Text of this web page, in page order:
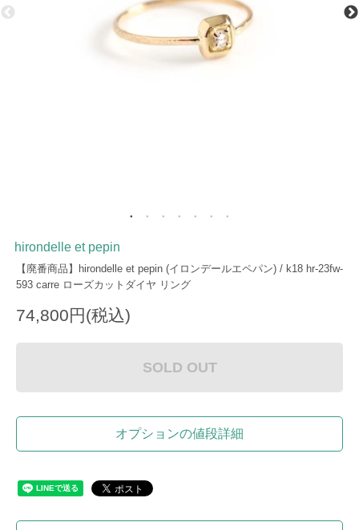
hirondelle et pepin
【廃番商品】hirondelle et pepin (イロンデールエペパン) / k18 hr-23fw-
593 carre ローズカットダイヤ リング
74,800円(税込)
SOLD OUT
オプションの値段詳細